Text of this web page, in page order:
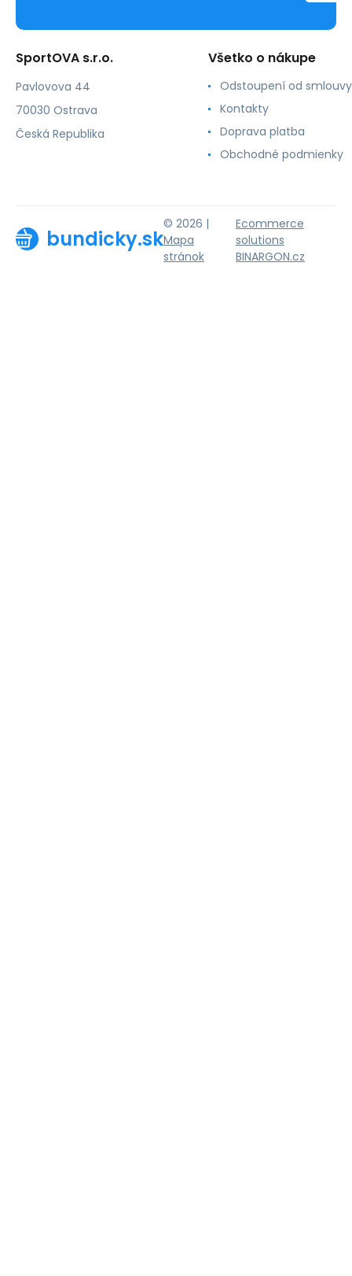
SportOVA s.r.o.
Pavlovova 44
70030 Ostrava
Česká Republika
Všetko o nákupe
Odstoupení od smlouvy
Kontakty
Doprava platba
Obchodné podmienky
bundicky.sk
© 2026 |
Mapa
stránok
Ecommerce
solutions
BINARGON.cz